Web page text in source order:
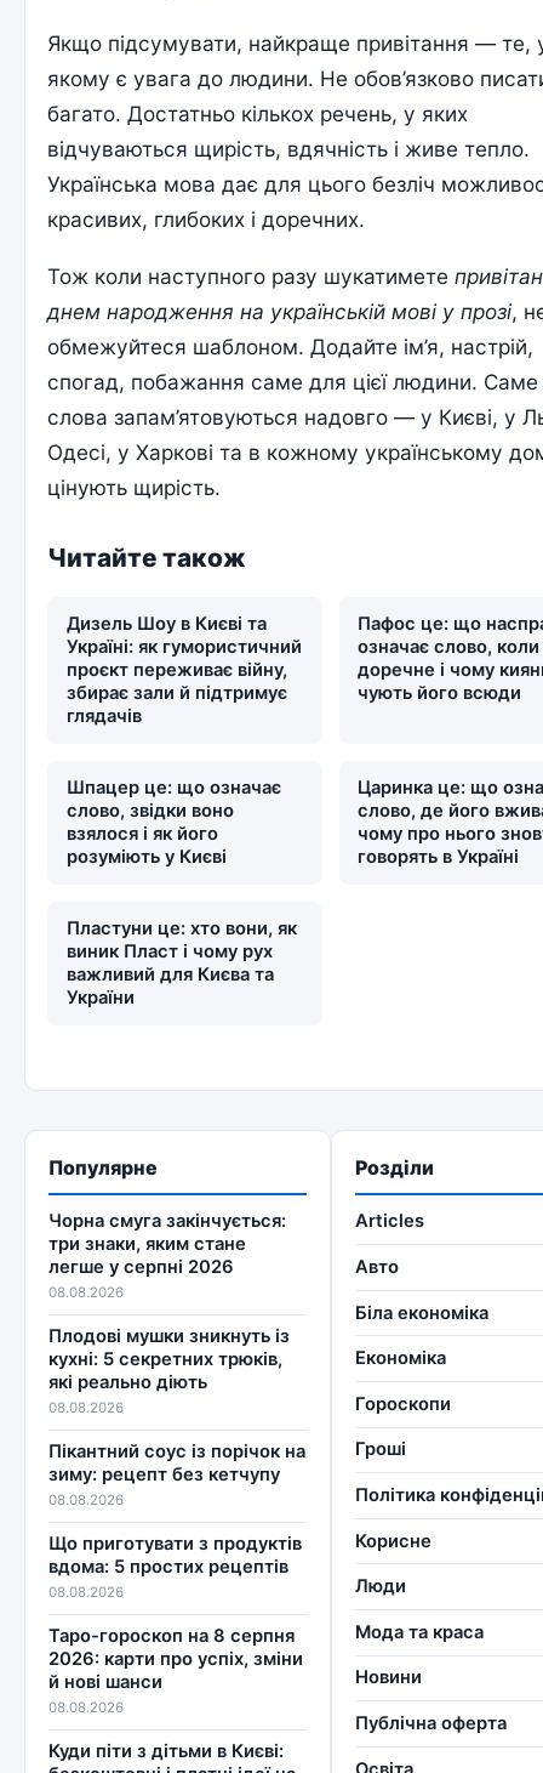
Якщо підсумувати, найкраще привітання — те,
якому є увага до людини. Не обов’язково
багато. Достатньо кількох речень, у яких
відчуваються щирість, вдячність і живе тепло.
Українська мова дає для цього безліч
красивих, глибоких і доречних.
Тож коли наступного разу шукатимете
днем народження на українській мові у прозі,
обмежуйтеся шаблоном. Додайте ім’я, настрій,
спогад, побажання саме для цієї людини. Саме
слова запам’ятовуються надовго — у Києві, у
Одесі, у Харкові та в кожному українському
цінують щирість.
Читайте також
Дизель Шоу в Києві та
Україні: як гумористичний
проєкт переживає війну,
збирає зали й підтримує
глядачів
Пафос це: що
означає слово,
доречне і чому
чують його всюди
Шпацер це: що означає
слово, звідки воно
взялося і як його
розуміють у Києві
Царинка це: що
слово, де його
чому про нього
говорять в Україні
Пластуни це: хто вони, як
виник Пласт і чому рух
важливий для Києва та
України
Популярне
Чорна смуга закінчується:
три знаки, яким стане
легше у серпні 2026
08.08.2026
Плодові мушки зникнуть із
кухні: 5 секретних трюків,
які реально діють
08.08.2026
Пікантний соус із порічок на
зиму: рецепт без кетчупу
08.08.2026
Що приготувати з продуктів
вдома: 5 простих рецептів
08.08.2026
Таро-гороскоп на 8 серпня
2026: карти про успіх, зміни
й нові шанси
08.08.2026
Куди піти з дітьми в Києві:
Розділи
Articles
Авто
Біла економіка
Економіка
Гороскопи
Гроші
Політика
Корисне
Люди
Мода та краса
Новини
Публічна оферта